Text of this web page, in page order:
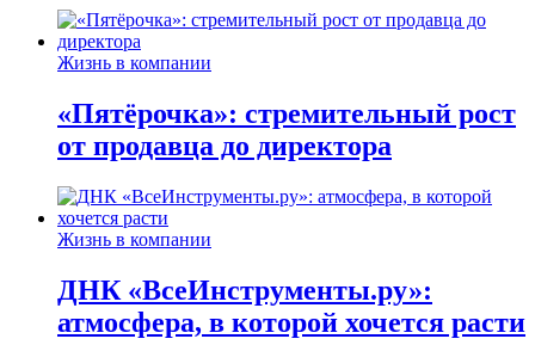
Жизнь в компании
«Пятёрочка»: стремительный рост
от продавца до директора
Жизнь в компании
ДНК «ВсеИнструменты.ру»:
атмосфера, в которой хочется расти